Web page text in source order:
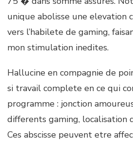
unique abolisse une elevation
vers l’habilete de gaming,
mon stimulation inedites.
Hallucine en compagnie de
si travail complete en ce qui
programme : jonction
differents gaming, localisation
Ces abscisse peuvent etre